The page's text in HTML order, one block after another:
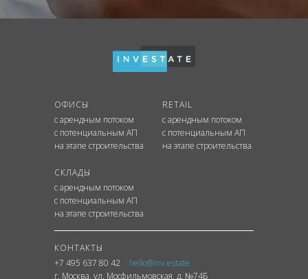
ОФИСЫ
с арендным потоком
с потенциальным АП
на этапе строительства
RETAIL
с арендным потоком
с потенциальным АП
на этапе строительства
СКЛАДЫ
с арендным потоком
с потенциальным АП
на этапе строительства
КОНТАКТЫ
+7 495 637 80 42
hello@inv.estate
г. Москва, ул. Мосфильмовская, д. №74Б